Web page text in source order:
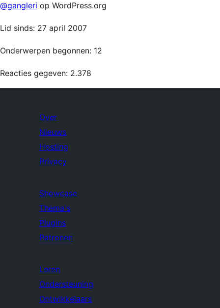
@gangleri op WordPress.org
Lid sinds: 27 april 2007
Onderwerpen begonnen: 12
Reacties gegeven: 2.378
Over
Nieuws
Hosting
Privacy
Showcase
Thema's
Plugins
Patronen
Leren
Ondersteuning
Ontwikkelaars